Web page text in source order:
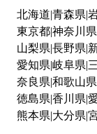
北海道 青森県
東京都神奈川県
山梨県 長野県
愛知県 岐阜県
奈良県 和歌山県
徳島県 香川県
熊本県 大分県